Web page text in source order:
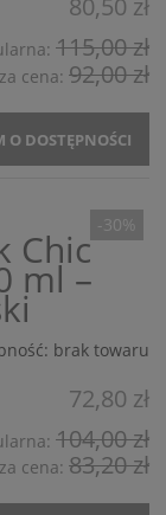
80,50 zł
115,00 zł
cena: 92,00 zł
O DOSTĘPNOŚCI
Chic
ml –
brak towaru
72,80 zł
104,00 zł
cena: 83,20 zł
-30%